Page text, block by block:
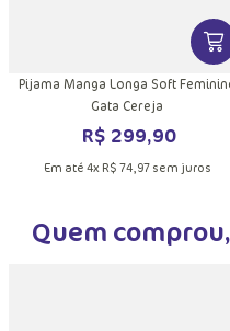
INFORMAÇÕES DO VER
Pijama Manga Longa Soft
Gata Cereja
R$ 299,90
Em até 4x R$ 74,97sem juros
Quem